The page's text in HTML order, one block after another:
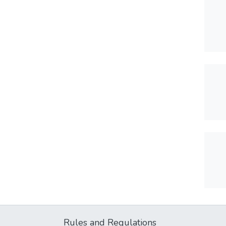
Rules and Regulations